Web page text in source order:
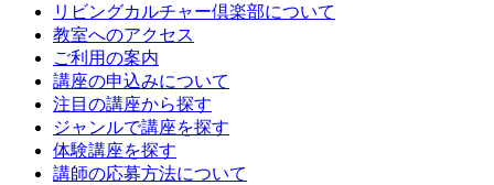
リビングカルチャー倶楽部について
教室へのアクセス
ご利用の案内
講座の申込みについて
注目の講座から探す
ジャンルで講座を探す
体験講座を探す
講師の応募方法について